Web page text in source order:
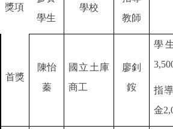
獎項
學生
學校
教師
首獎
陳怡
蓁
國立土庫
商工
廖釗
銨
學
指
金